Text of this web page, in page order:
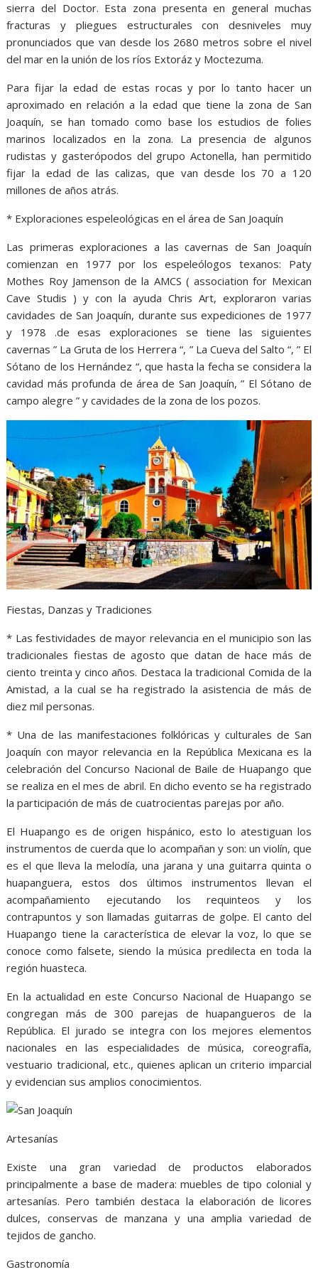
sierra del Doctor. Esta zona presenta en general muchas
fracturas y pliegues estructurales con desniveles muy
pronunciados que van desde los 2680 metros sobre el nivel
del mar en la unión de los ríos Extoráz y Moctezuma.
Para fijar la edad de estas rocas y por lo tanto hacer un
aproximado en relación a la edad que tiene la zona de San
Joaquín, se han tomado como base los estudios de folies
marinos localizados en la zona. La presencia de algunos
rudistas y gasterópodos del grupo Actonella, han permitido
fijar la edad de las calizas, que van desde los 70 a 120
millones de años atrás.
* Exploraciones espeleológicas en el área de San Joaquín
Las primeras exploraciones a las cavernas de San Joaquín
comienzan en 1977 por los espeleólogos texanos: Paty
Mothes Roy Jamenson de la AMCS ( association for Mexican
Cave Studis ) y con la ayuda Chris Art, exploraron varias
cavidades de San Joaquín, durante sus expediciones de 1977
y 1978 .de esas exploraciones se tiene las siguientes
cavernas ” La Gruta de los Herrera “, ” La Cueva del Salto “, ” El
Sótano de los Hernández “, que hasta la fecha se considera la
cavidad más profunda de área de San Joaquín, ” El Sótano de
campo alegre ” y cavidades de la zona de los pozos.
Fiestas, Danzas y Tradiciones
* Las festividades de mayor relevancia en el municipio son las
tradicionales fiestas de agosto que datan de hace más de
ciento treinta y cinco años. Destaca la tradicional Comida de la
Amistad, a la cual se ha registrado la asistencia de más de
diez mil personas.
* Una de las manifestaciones folklóricas y culturales de San
Joaquín con mayor relevancia en la República Mexicana es la
celebración del Concurso Nacional de Baile de Huapango que
se realiza en el mes de abril. En dicho evento se ha registrado
la participación de más de cuatrocientas parejas por año.
El Huapango es de origen hispánico, esto lo atestiguan los
instrumentos de cuerda que lo acompañan y son: un violín, que
es el que lleva la melodía, una jarana y una guitarra quinta o
huapanguera, estos dos últimos instrumentos llevan el
acompañamiento ejecutando los requinteos y los
contrapuntos y son llamadas guitarras de golpe. El canto del
Huapango tiene la característica de elevar la voz, lo que se
conoce como falsete, siendo la música predilecta en toda la
región huasteca.
En la actualidad en este Concurso Nacional de Huapango se
congregan más de 300 parejas de huapangueros de la
República. El jurado se integra con los mejores elementos
nacionales en las especialidades de música, coreografía,
vestuario tradicional, etc., quienes aplican un criterio imparcial
y evidencian sus amplios conocimientos.
Artesanías
Existe una gran variedad de productos elaborados
principalmente a base de madera: muebles de tipo colonial y
artesanías. Pero también destaca la elaboración de licores
dulces, conservas de manzana y una amplia variedad de
tejidos de gancho.
Gastronomía